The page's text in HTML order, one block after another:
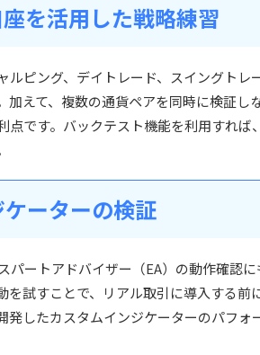
を活用した戦略練習
ルピング、デイトレード、スイングトレ
加えて、複数の通貨ペアを同時に検証し
点です。バックテスト機能を利用すれば
ーターの検証
パートアドバイザー（EA）の動作確認
を試すことで、リアル取引に導入する前
発したカスタムインジケーターのパフォ